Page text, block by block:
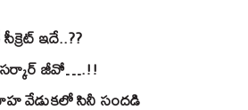
ఇదే..??
సర్కార్‌ జీవో….!!
వేడుకలో సినీ సందడి